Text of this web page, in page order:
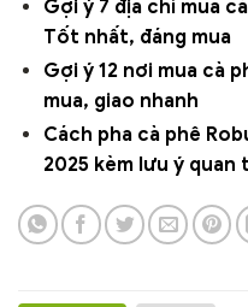
Gợi ý 7 địa chỉ mua
Tốt nhất, đáng mua
Gợi ý 12 nơi mua cà
mua, giao nhanh
Cách pha cà phê
2025 kèm lưu ý quan